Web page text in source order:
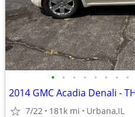
• • • • • • • •
7/22 181k mi Urbana,IL